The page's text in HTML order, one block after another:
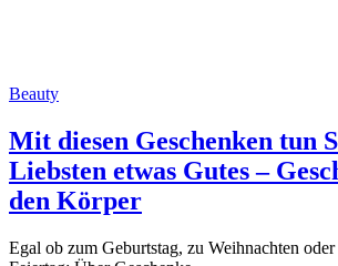
Beauty
Mit diesen Geschenken tun
Liebsten etwas Gutes –
den Körper
Egal ob zum Geburtstag, zu Weihnachten oder